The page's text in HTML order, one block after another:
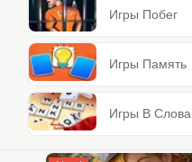
Игры Побег
Игры Память
Игры В Слова